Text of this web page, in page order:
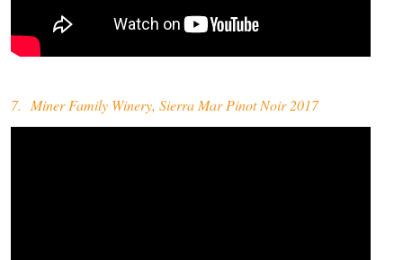
7. Miner Family Winery, Sierra Mar Pinot Noir 2017